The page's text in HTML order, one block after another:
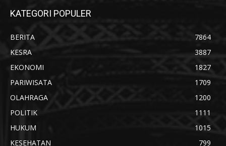
KATEGORI POPULER
BERITA
7864
KESRA
3887
EKONOMI
1827
PARIWISATA
1709
OLAHRAGA
1200
POLITIK
1111
HUKUM
1015
KESEHATAN
799